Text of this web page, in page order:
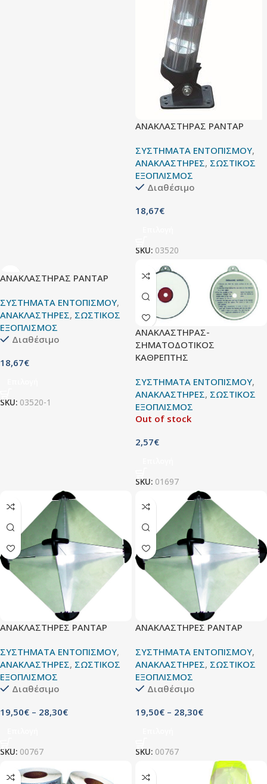
ΑΝΑΚΛΑΣΤΗΡΑΣ ΡΑΝΤΑΡ
ΣΥΣΤΗΜΑΤΑ ΕΝΤΟΠΙΣΜΟΥ,
ΑΝΑΚΛΑΣΤΗΡΕΣ, ΣΩΣΤΙΚΟΣ
ΕΞΟΠΛΙΣΜΟΣ
Διαθέσιμο
18,67€
SKU: 03520
ΑΝΑΚΛΑΣΤΗΡΑΣ ΡΑΝΤΑΡ
ΣΥΣΤΗΜΑΤΑ ΕΝΤΟΠΙΣΜΟΥ,
ΑΝΑΚΛΑΣΤΗΡΕΣ, ΣΩΣΤΙΚΟΣ
ΕΞΟΠΛΙΣΜΟΣ
Διαθέσιμο
18,67€
SKU: 03520-1
ΑΝΑΚΛΑΣΤΗΡΑΣ-
ΣΗΜΑΤΟΔΟΤΙΚΟΣ
ΚΑΘΡΕΠΤΗΣ
ΣΥΣΤΗΜΑΤΑ ΕΝΤΟΠΙΣΜΟΥ,
ΑΝΑΚΛΑΣΤΗΡΕΣ, ΣΩΣΤΙΚΟΣ
ΕΞΟΠΛΙΣΜΟΣ
Out of stock
2,57€
SKU: 01697
ΑΝΑΚΛΑΣΤΗΡΕΣ ΡΑΝΤΑΡ
ΣΥΣΤΗΜΑΤΑ ΕΝΤΟΠΙΣΜΟΥ,
ΑΝΑΚΛΑΣΤΗΡΕΣ, ΣΩΣΤΙΚΟΣ
ΕΞΟΠΛΙΣΜΟΣ
Διαθέσιμο
19,50€ – 28,30€
SKU: 00767
ΑΝΑΚΛΑΣΤΗΡΕΣ ΡΑΝΤΑΡ
ΣΥΣΤΗΜΑΤΑ ΕΝΤΟΠΙΣΜΟΥ,
ΑΝΑΚΛΑΣΤΗΡΕΣ, ΣΩΣΤΙΚΟΣ
ΕΞΟΠΛΙΣΜΟΣ
Διαθέσιμο
19,50€ – 28,30€
SKU: 00767